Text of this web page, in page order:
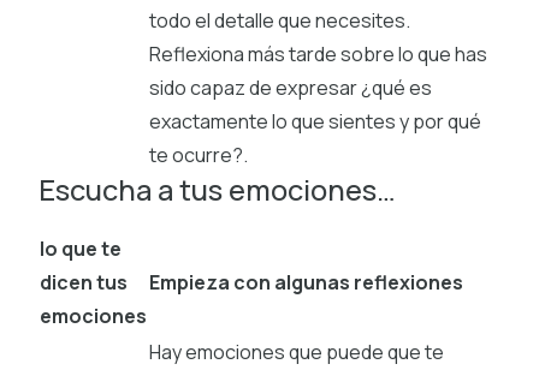
todo el detalle que necesites.
Reflexiona más tarde sobre lo que has
sido capaz de expresar ¿qué es
exactamente lo que sientes y por qué
te ocurre?.
Escucha a tus emociones…
lo que te
dicen tus
emociones
Empieza con algunas reflexiones
Hay emociones que puede que te